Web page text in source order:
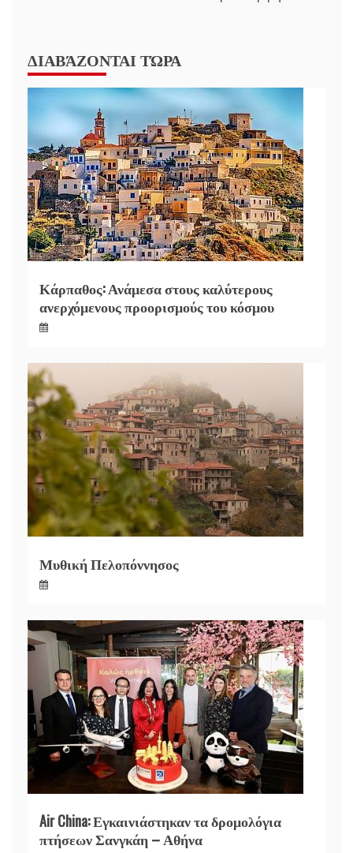
ΔΙΑΒΆΖΟΝΤΑΙ ΤΏΡΑ
Κάρπαθος: Ανάμεσα στους καλύτερους
ανερχόμενους προορισμούς του κόσμου
Μυθική Πελοπόννησος
Air China: Εγκαινιάστηκαν τα δρομολόγια
πτήσεων Σανγκάη – Αθήνα